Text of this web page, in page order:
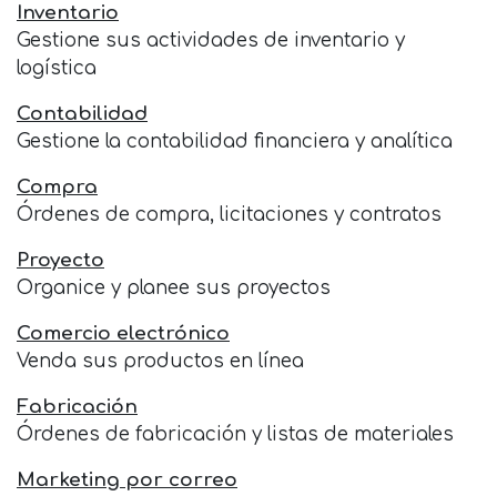
Inventario
Gestione sus actividades de inventario y
logística
Contabilidad
Gestione la contabilidad financiera y analítica
Compra
Órdenes de compra, licitaciones y contratos
Proyecto
Organice y planee sus proyectos
Comercio electrónico
Venda sus productos en línea
Fabricación
Órdenes de fabricación y listas de materiales
Marketing por correo